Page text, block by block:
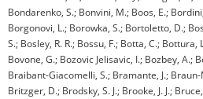
Bondarenko, S.; Bonvini, M.; Boos, E.;
Borgonovi, L.; Borowka, S.; Bortoletto, D.;
S.; Bosley, R. R.; Bossu, F.; Botta, C.;
Bovone, G.; Bozovic Jelisavic, I.; Bozbey, A.;
Braibant-Giacomelli, S.; Bramante, J.;
Britzger, D.; Brodsky, S. J.; Brooke, J. J.;